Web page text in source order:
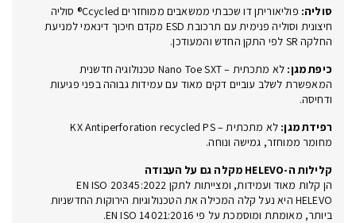
סוליה:
פוליאוריתן דו שכבתי ממשאבים ממוחזרים Ccycled® סוליה
חיצונית וסוליה פנימית עם תרכובת ESD מקדם חיכוך דינאמי למניעת
החלקה SR לפי התקן החדש והמעודכן.
כיפת מגן:
לא מתכתית – Nano Toe SXT טכנולוגיה חדשנית
המאפשרת לשלב עוביים דקים מאוד עם עמידות גבוהה בפני פגיעות
ודחיסה.
רפידת מגן:
לא מתכתית – KX Antiperforation recycled PS
מחומר ממוחזר, גמישה ונוחה.
קלילות ה-HELEVO מקלה גם על העבודה
הן קלות מאוד ועמידות, ומצייתות לתקן EN ISO 20345:2022
HELEVO היא נעל קלה המכילה את הטכנולוגיות הירוקות החדשניות
ביותר, מאומתת ומוסמכת על פי EN ISO 14021:2016.